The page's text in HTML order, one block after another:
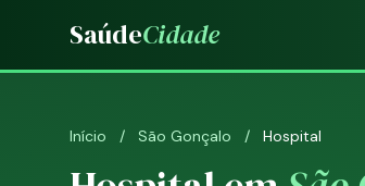
SaúdeCidade
Início / São Gonçalo / Hospital